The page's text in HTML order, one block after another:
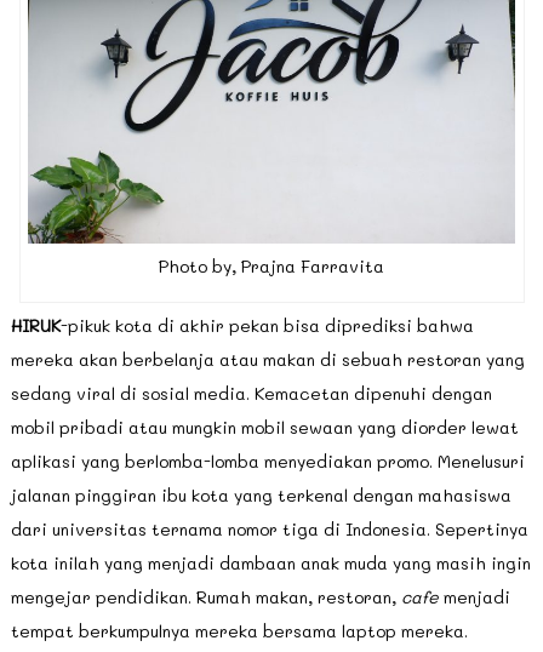
Photo by, Prajna Farravita
HIRUK-pikuk kota di akhir pekan bisa diprediksi bahwa
mereka akan berbelanja atau makan di sebuah restoran yang
sedang viral di sosial media. Kemacetan dipenuhi dengan
mobil pribadi atau mungkin mobil sewaan yang diorder lewat
aplikasi yang berlomba-lomba menyediakan promo. Menelusuri
jalanan pinggiran ibu kota yang terkenal dengan mahasiswa
dari universitas ternama nomor tiga di Indonesia. Sepertinya
kota inilah yang menjadi dambaan anak muda yang masih ingin
mengejar pendidikan. Rumah makan, restoran, cafemenjadi
tempat berkumpulnya mereka bersama laptop mereka.